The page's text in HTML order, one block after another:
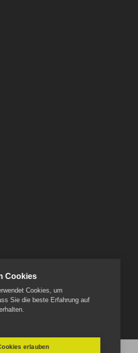
Cookies
Cookies, um
Sie die beste Erfahrung auf
erlauben